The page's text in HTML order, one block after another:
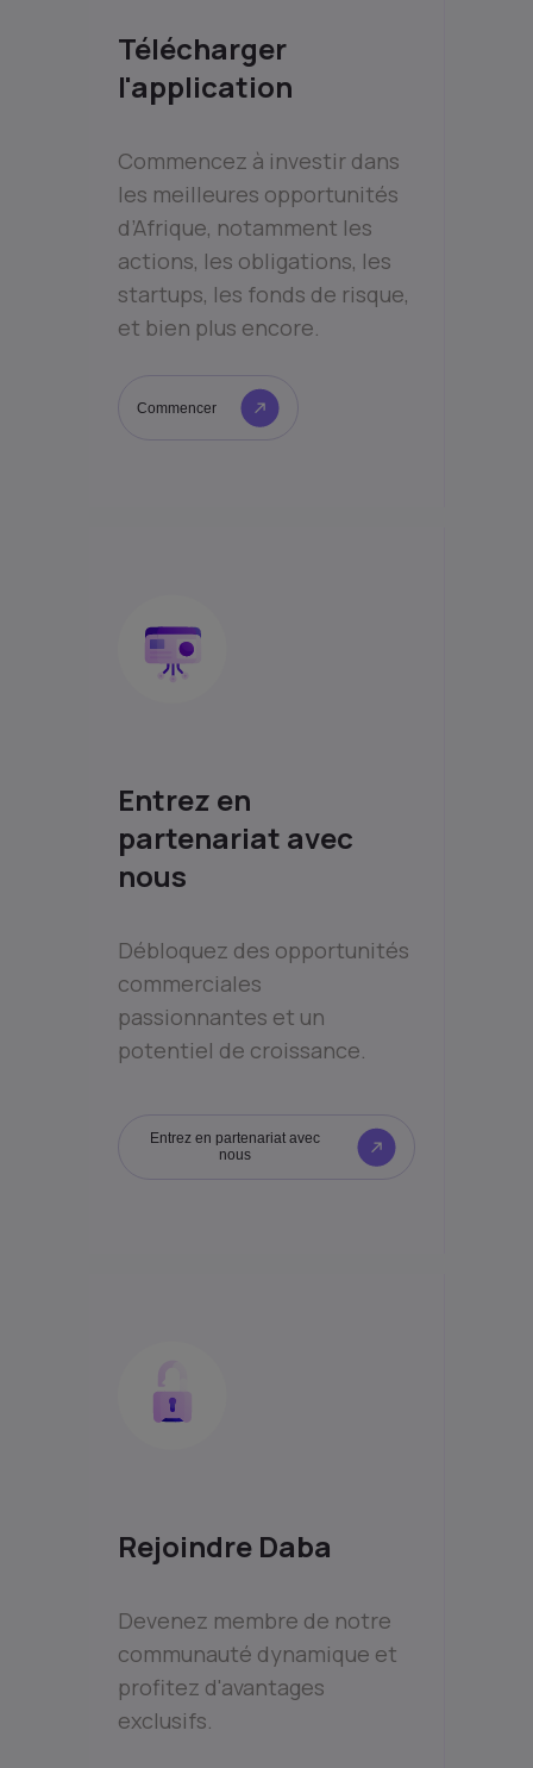
Télécharger
l'application
Commencez à investir dans
les meilleures opportunités
d’Afrique, notamment les
actions, les obligations, les
startups, les fonds de risque,
et bien plus encore.
Commencer
Entrez en
partenariat avec
nous
Débloquez des opportunités
commerciales
passionnantes et un
potentiel de croissance.
Entrez en partenariat avec
nous
Rejoindre Daba
Devenez membre de notre
communauté dynamique et
profitez d'avantages
exclusifs.